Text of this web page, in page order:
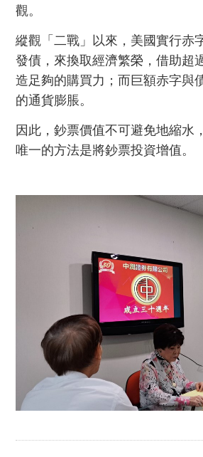
觀。
縱觀「二戰」以來，美國實行赤
發債，來換取經濟繁榮，借助超
造足夠的購買力；而巨額赤字與
的通貨膨脹。
因此，鈔票價值不可避免地縮水
唯一的方法是將鈔票投資增值。